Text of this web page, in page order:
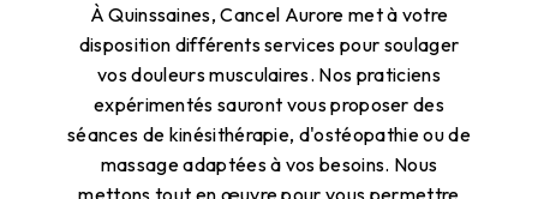
À Quinssaines, Cancel Aurore met à votre
disposition différents services pour soulager
vos douleurs musculaires. Nos praticiens
expérimentés sauront vous proposer des
séances de kinésithérapie, d'ostéopathie ou de
massage adaptées à vos besoins. Nous
mettons tout en œuvre pour vous permettre